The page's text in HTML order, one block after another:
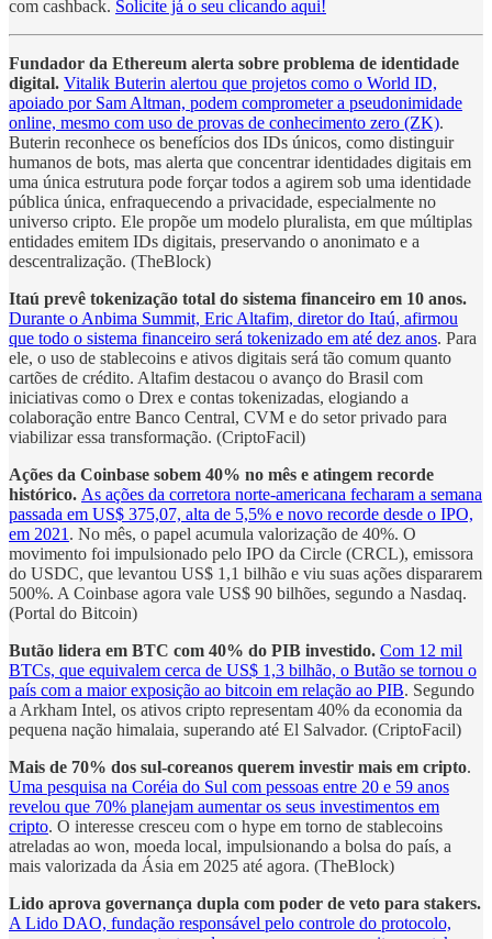
com cashback. Solicite já o seu clicando aqui!
Fundador da Ethereum alerta sobre problema de identidade
digital. Vitalik Buterin alertou que projetos como o World ID,
apoiado por Sam Altman, podem comprometer a pseudonimidade
online, mesmo com uso de provas de conhecimento zero (ZK).
Buterin reconhece os benefícios dos IDs únicos, como distinguir
humanos de bots, mas alerta que concentrar identidades digitais em
uma única estrutura pode forçar todos a agirem sob uma identidade
pública única, enfraquecendo a privacidade, especialmente no
universo cripto. Ele propõe um modelo pluralista, em que múltiplas
entidades emitem IDs digitais, preservando o anonimato e a
descentralização. (TheBlock)
Itaú prevê tokenização total do sistema financeiro em 10 anos.
Durante o Anbima Summit, Eric Altafim, diretor do Itaú, afirmou
que todo o sistema financeiro será tokenizado em até dez anos. Para
ele, o uso de stablecoins e ativos digitais será tão comum quanto
cartões de crédito. Altafim destacou o avanço do Brasil com
iniciativas como o Drex e contas tokenizadas, elogiando a
colaboração entre Banco Central, CVM e do setor privado para
viabilizar essa transformação. (CriptoFacil)
Ações da Coinbase sobem 40% no mês e atingem recorde
histórico. As ações da corretora norte-americana fecharam a semana
passada em US$ 375,07, alta de 5,5% e novo recorde desde o IPO,
em 2021 . No mês, o papel acumula valorização de 40%. O
movimento foi impulsionado pelo IPO da Circle (CRCL), emissora
do USDC, que levantou US$ 1,1 bilhão e viu suas ações dispararem
500%. A Coinbase agora vale US$ 90 bilhões, segundo a Nasdaq.
(Portal do Bitcoin)
Butão lidera em BTC com 40% do PIB investido. Com 12 mil
BTCs, que equivalem cerca de US$ 1,3 bilhão, o Butão se tornou o
país com a maior exposição ao bitcoin em relação ao PIB. Segundo
a Arkham Intel, os ativos cripto representam 40% da economia da
pequena nação himalaia, superando até El Salvador. (CriptoFacil)
Mais de 70% dos sul-coreanos querem investir mais em cripto.
Uma pesquisa na Coréia do Sul com pessoas entre 20 e 59 anos
revelou que 70% planejam aumentar os seus investimentos em
cripto. O interesse cresceu com o hype em torno de stablecoins
atreladas ao won, moeda local, impulsionando a bolsa do país, a
mais valorizada da Ásia em 2025 até agora. (TheBlock)
Lido aprova governança dupla com poder de veto para stakers.
A Lido DAO, fundação responsável pelo controle do protocolo,